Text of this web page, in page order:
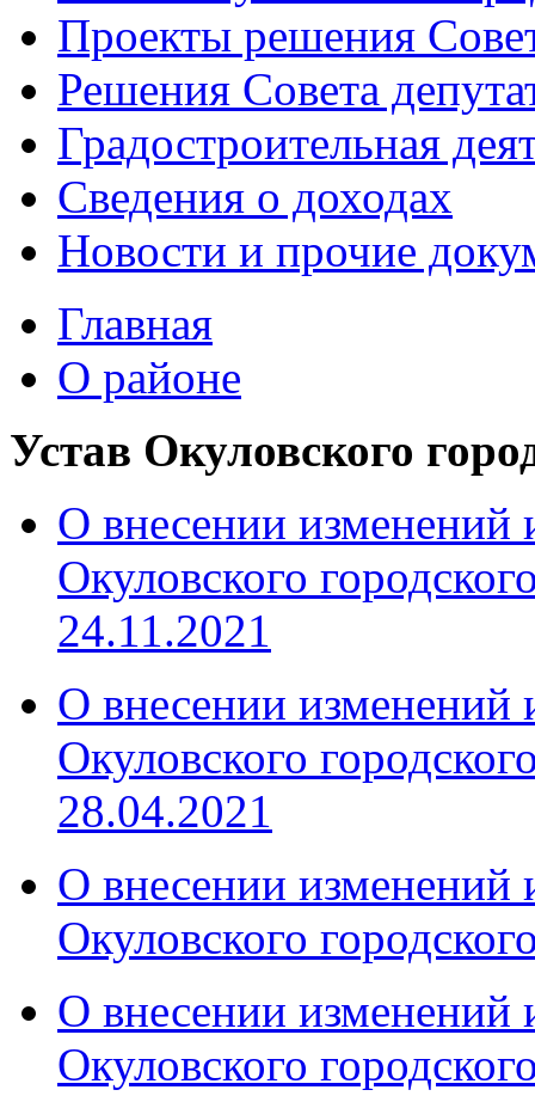
Проекты решения
Решения Совета
Градостроительная
Сведения о доходах
Новости и прочие
Главная
О районе
Устав Окуловского
О внесении изменений
Окуловского
24.11.2021
О внесении изменений
Окуловского
28.04.2021
О внесении изменений
Окуловского
О внесении изменений
Окуловского